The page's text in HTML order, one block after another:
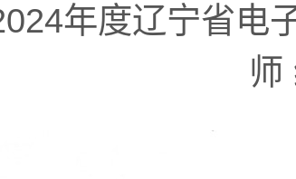
年度辽宁省电
师